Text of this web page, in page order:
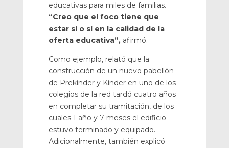
educativas para miles de familias.
“Creo que el foco tiene que
estar sí o sí en la calidad de la
oferta educativa”,afirmó.
Como ejemplo, relató que la
construcción de un nuevo pabellón
de Prekínder y Kínder en uno de los
colegios de la red tardó cuatro años
en completar su tramitación, de los
cuales 1 año y 7 meses el edificio
estuvo terminado y equipado.
Adicionalmente, también explicó